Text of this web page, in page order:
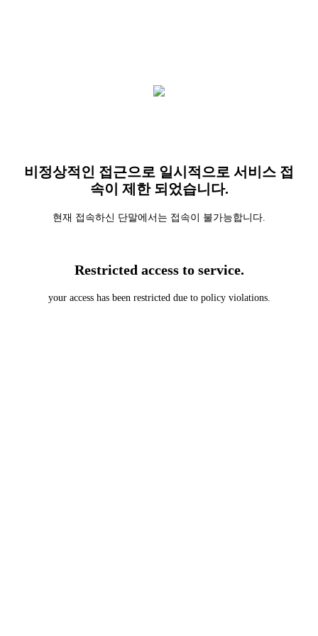
비정상적인 접근으로 일시적으로 서비스 접
속이 제한 되었습니다.
현재 접속하신 단말에서는 접속이 불가능합니다.
Restricted access to service.
your access has been restricted due to policy violations.